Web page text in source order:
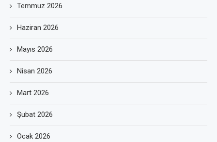
Temmuz 2026
Haziran 2026
Mayıs 2026
Nisan 2026
Mart 2026
Şubat 2026
Ocak 2026